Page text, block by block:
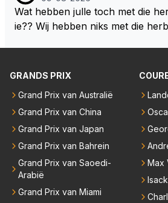
e ronden achter SC niet mee te tellen.
SC moet er na afloop niet nog 5
Wat hebben julle toch met die
ie?? Wij hebben niks met die
GRANDS PRIX
Grand Prix van Australië
Grand Prix van China
Grand Prix van Japan
Grand Prix van Bahrein
Grand Prix van Saoedi-
Arabië
Grand Prix van Miami
Max